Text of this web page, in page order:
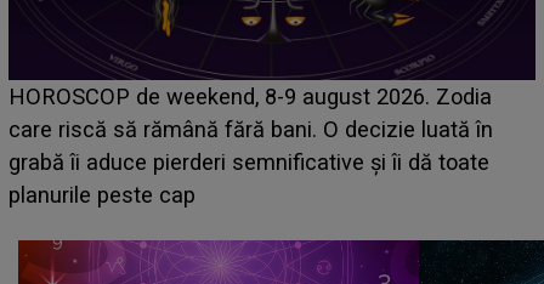
Emanuel a ținut ACEST DETALIU ASCUNS până
acum! În fața Alexandrei, concurentul din Casa Iubirii
face o MĂRTURISIRE NEAȘTEPTATĂ despre mama
sa: "I-am spus și ei în față, eu nu te iubesc pentru